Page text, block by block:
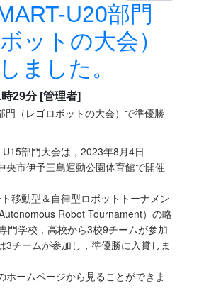
U20部門
ットの大会）
ました。
29分 [管理者]
門（レゴロボットの大会）で準優勝
部門大会は，2023年8月4日
央市伊予三島運動公園体育館で開催
移動型＆自律型ロボットトーナメン
Robot Tournament）の略
門学校，高校から3校9チームが参加
3チームが参加し，準優勝に入賞しま
ホームページから見ることができま